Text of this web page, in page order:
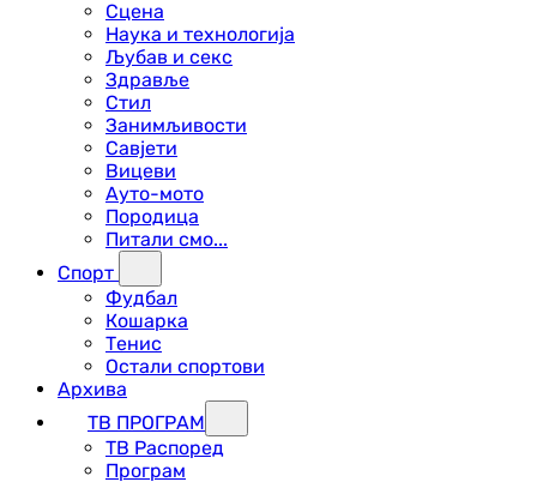
Сцена
Наука и технологија
Љубав и секс
Здравље
Стил
Занимљивости
Савјети
Вицеви
Ауто-мото
Породица
Питали смо...
Спорт
Фудбал
Кошарка
Тенис
Остали спортови
Архива
ТВ ПРОГРАМ
ТВ Распоред
Програм